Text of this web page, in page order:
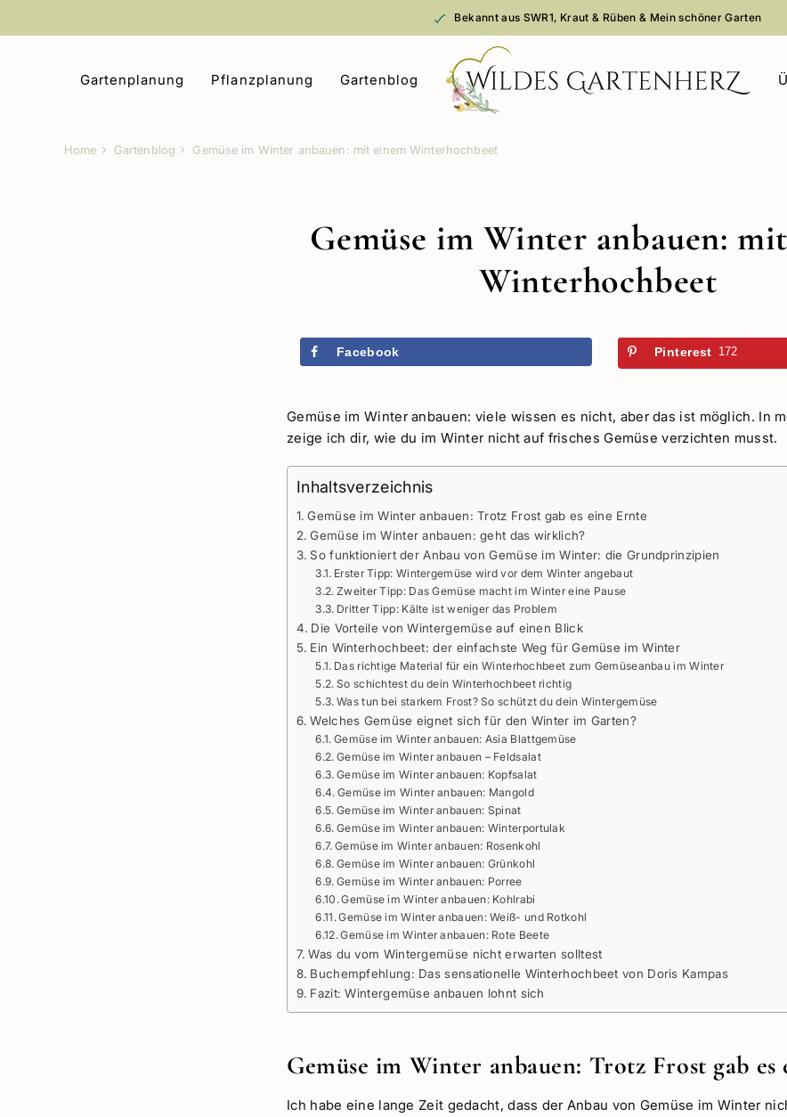
Bekannt aus SWR1, Kraut & Rüben & Mein schöner Garten
Gartenplanung Pflanzplanung Gartenblog
Home Gartenblog Gemüse im Winter anbauen: mit einem Winterhochbeet
Gemüse im Winter anbauen:
Winterhochbeet
Facebook Pinterest 172
Gemüse im Winter anbauen: viele wissen es nicht, aber das ist möglich. In
zeige ich dir, wie du im Winter nicht auf frisches Gemüse verzichten musst.
Inhaltsverzeichnis
Gemüse im Winter anbauen: Trotz Frost gab es eine Ernte
Gemüse im Winter anbauen: geht das wirklich?
So funktioniert der Anbau von Gemüse im Winter: die Grundprinzipien
Erster Tipp: Wintergemüse wird vor dem Winter angebaut
Zweiter Tipp: Das Gemüse macht im Winter eine Pause
Dritter Tipp: Kälte ist weniger das Problem
Die Vorteile von Wintergemüse auf einen Blick
Ein Winterhochbeet: der einfachste Weg für Gemüse im Winter
Das richtige Material für ein Winterhochbeet zum Gemüseanbau im Winter
So schichtest du dein Winterhochbeet richtig
Was tun bei starkem Frost? So schützt du dein Wintergemüse
Welches Gemüse eignet sich für den Winter im Garten?
Gemüse im Winter anbauen: Asia Blattgemüse
Gemüse im Winter anbauen – Feldsalat
Gemüse im Winter anbauen: Kopfsalat
Gemüse im Winter anbauen: Mangold
Gemüse im Winter anbauen: Spinat
Gemüse im Winter anbauen: Winterportulak
Gemüse im Winter anbauen: Rosenkohl
Gemüse im Winter anbauen: Grünkohl
Gemüse im Winter anbauen: Porree
Gemüse im Winter anbauen: Kohlrabi
Gemüse im Winter anbauen: Weiß- und Rotkohl
Gemüse im Winter anbauen: Rote Beete
Was du vom Wintergemüse nicht erwarten solltest
Buchempfehlung: Das sensationelle Winterhochbeet von Doris Kampas
Fazit: Wintergemüse anbauen lohnt sich
Gemüse im Winter anbauen: Trotz Frost gab es
Ich habe eine lange Zeit gedacht, dass der Anbau von Gemüse im Winter